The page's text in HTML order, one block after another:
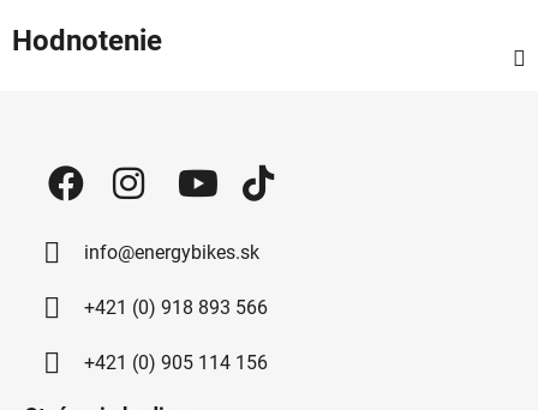
Hodnotenie
info@energybikes.sk
+421 (0) 918 893 566
+421 (0) 905 114 156